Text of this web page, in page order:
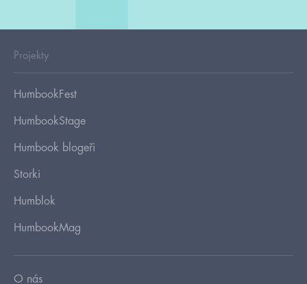
Projekty
HumbookFest
HumbookStage
Humbook blogeři
Storki
Humblok
HumbookMag
O nás